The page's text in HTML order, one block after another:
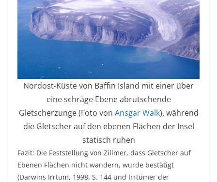
Nordost-Küste von Baffin Island mit einer über
eine schräge Ebene abrutschende
Gletscherzunge (Foto von Ansgar Walk), während
die Gletscher auf den ebenen Flächen der Insel
statisch ruhen
Fazit: Die Feststellung von Zillmer, dass Gletscher auf
Ebenen Flächen nicht wandern, wurde bestätigt
(Darwins Irrtum, 1998. S. 144 und Irrtümer der